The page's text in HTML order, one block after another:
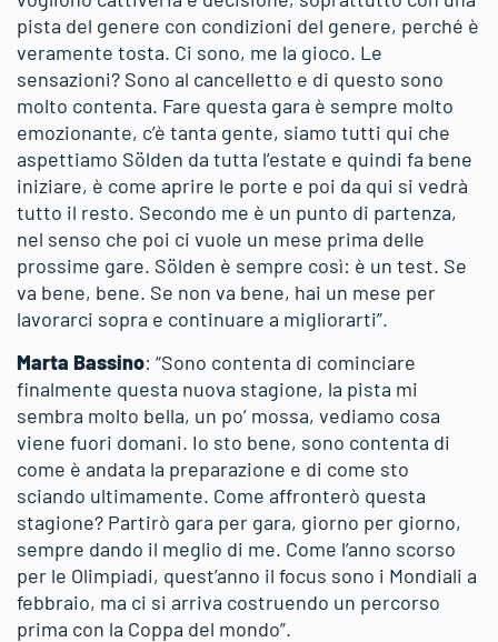
pista del genere con condizioni del genere, perché è
veramente tosta. Ci sono, me la gioco. Le
sensazioni? Sono al cancelletto e di questo sono
molto contenta. Fare questa gara è sempre molto
emozionante, c’è tanta gente, siamo tutti qui che
aspettiamo Sölden da tutta l’estate e quindi fa bene
iniziare, è come aprire le porte e poi da qui si vedrà
tutto il resto. Secondo me è un punto di partenza,
nel senso che poi ci vuole un mese prima delle
prossime gare. Sölden è sempre così: è un test. Se
va bene, bene. Se non va bene, hai un mese per
lavorarci sopra e continuare a migliorarti”.
Marta Bassino: “Sono contenta di cominciare
finalmente questa nuova stagione, la pista mi
sembra molto bella, un po’ mossa, vediamo cosa
viene fuori domani. Io sto bene, sono contenta di
come è andata la preparazione e di come sto
sciando ultimamente. Come affronterò questa
stagione? Partirò gara per gara, giorno per giorno,
sempre dando il meglio di me. Come l’anno scorso
per le Olimpiadi, quest’anno il focus sono i Mondiali a
febbraio, ma ci si arriva costruendo un percorso
prima con la Coppa del mondo”.